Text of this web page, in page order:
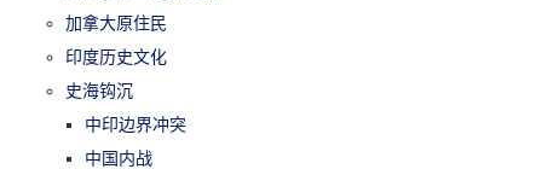
加拿大原住民
印度历史文化
史海钩沉
中印边界冲突
中国内战